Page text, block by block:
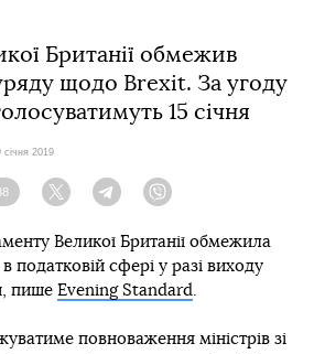
Британії обмежив
щодо Brexit. За угоду
15 січня
січня 2019
Twitter TelegramViber
Великої Британії обмежила
податковій сфері у разі виходу
пише Evening Standard.
повноваження міністрів зі